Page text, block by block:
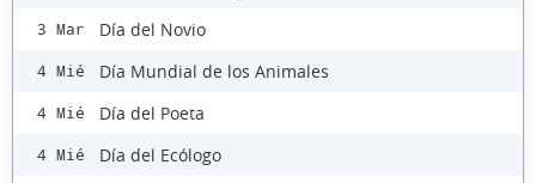
3 Mar Día del Novio
4 Mié Día Mundial de los Animales
4 Mié Día del Poeta
4 Mié Día del Ecólogo